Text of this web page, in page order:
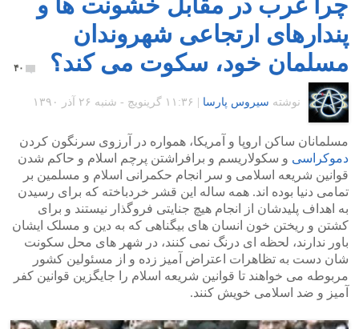
پندارهای ارتجاعی شهروندان
مسلمان خود، سکوت می کند؟
۴۰
نوشته سیروس پارسا ۱۱:۳۶ گرينويچ - شنبه ۲۶ آذر ۱۳۹۰
مسلمانان ساکن اروپا و آمریکا، همواره در آرزوی سرنگون کردن
دموکراسی و سکولاریسم و برافراشتن پرچم اسلام و حاکم شدن
قوانین شریعه اسلامی و سر انجام حکمرانی اسلام و مسلمین بر
تمامی دنیا بوده اند. همه ساله این قشر خردباخته که برای رسیدن
به اهداف پلیدشان از انجام هیچ جنایتی فروگذار نیستند و برای
کشتن و ریختن خون انسان های بیگناهی که به دین و مسلک ایشان
باور ندارند، لحظه ای درنگ نمی کنند، در شهر های محل سکونت
شان دست به تظاهرات اعتراض آمیز زده و از مسئولین کشور
مربوطه می خواهند تا قوانین شریعه اسلام را جایگزین قوانین کفر
آمیز و ضد اسلامی خویش کنند.